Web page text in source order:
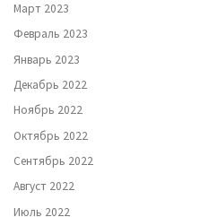
Март 2023
Февраль 2023
Январь 2023
Декабрь 2022
Ноябрь 2022
Октябрь 2022
Сентябрь 2022
Август 2022
Июль 2022